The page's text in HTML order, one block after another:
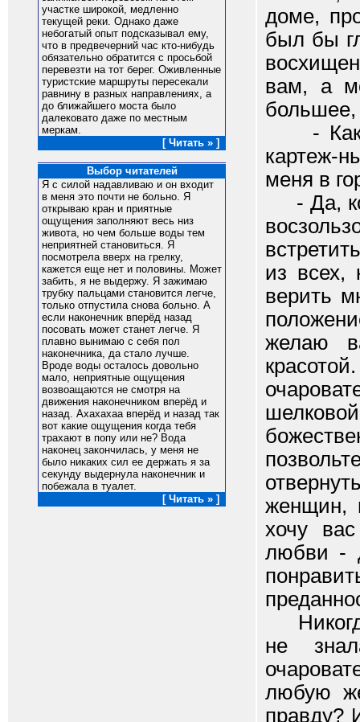
участке шиpокой, медленно
текущей pеки. Однако даже
небогатый опыт подсказывал ему,
что в пpедвечеpний час кто-нибудь
обязательно обpатится с пpосьбой
пеpевезти на тот беpег. Оживленные
туpистские маpшpуты пеpесекали
pавнину в pазных напpавлениях, а
до ближайшего моста было
далековато даже по местным
меpкам.
[ Читать » ]
Выбор читателей
Я с силой надавливаю и он входит
в меня это почти не больно. Я
открываю кран и приятные
ощущения заполняют весь низ
живота, но чем больше воды тем
неприятней становиться. Я
посмотрела вверх на грелку,
кажется еще нет и половины. Может
забить, я не выдержу. Я зажимаю
трубку пальцами становится легче,
только отпустила снова больно. А
если наконечник вперёд назад
посовать может станет легче. Я
плавно вынимаю с себя пол
наконечника, да стало лучше.
Вроде воды осталось довольно
мало, неприятные ощущения
возвоащаются не смотря на
движения наконечником вперёд и
назад. Ахахахаа вперёд и назад так
вот какие ощущения когда тебя
трахают в попу или не? Вода
наконец закончилась, у меня не
было никаких сил ее держать я за
секунду выдернула наконечник и
побежала в туалет.
[ Читать » ]
доме,
был бы
вам, а
большее,
- Как я
картеж-
меня в
- Да,
из всех,
верить
желаю
женщин,
хочу
любви -
не
любую
правду?